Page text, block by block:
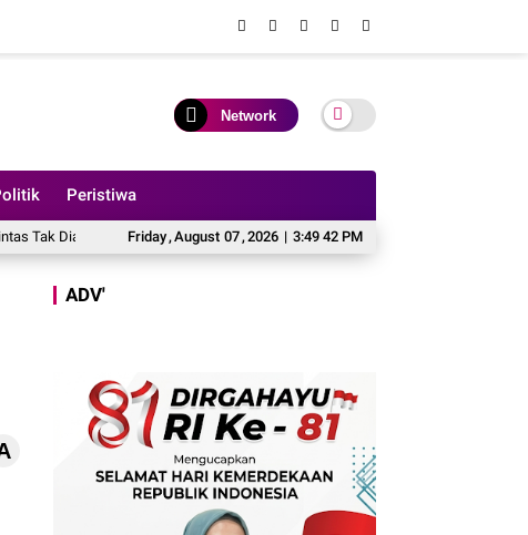
Network
Peristiwa
Friday,August 07,2026 | 3:49 44 PM
di 2027 Ini Kata Mazlan Setelah Merasa Dituding Pindahkan Anggaran
ADV'